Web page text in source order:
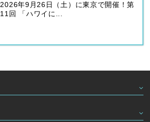
2026年9月26日（土）に東京で開催！第
11回 「ハワイに...